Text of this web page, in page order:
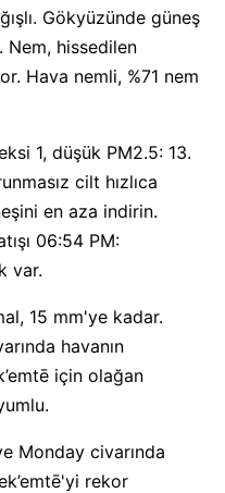
Gökyüzünde güneş
Nem, hissedilen
Hava nemli, %71 nem
1, düşük PM2.5: 13.
cilt hızlıca
en aza indirin.
06:54 PM:
var.
15 mm'ye kadar.
havanın
için olağan
Monday civarında
rekor